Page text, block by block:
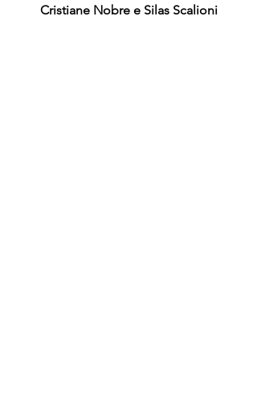
Cristiane Nobre e Silas Scalioni